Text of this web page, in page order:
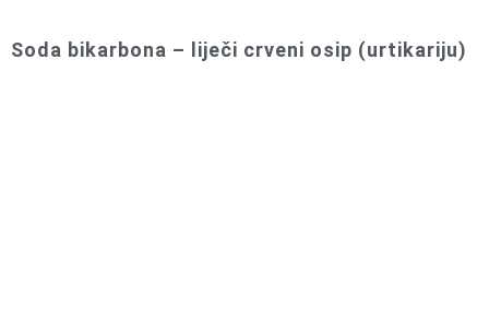
Soda bikarbona – liječi crveni osip (urtikariju)